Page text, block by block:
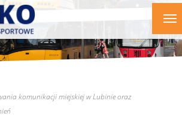
komunikacji miejskiej w Lubinie oraz